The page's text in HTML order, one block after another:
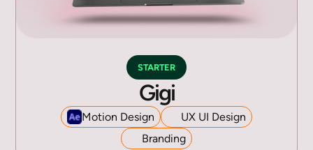
STARTER
Gigi
Motion Design
UX UI Design
Branding